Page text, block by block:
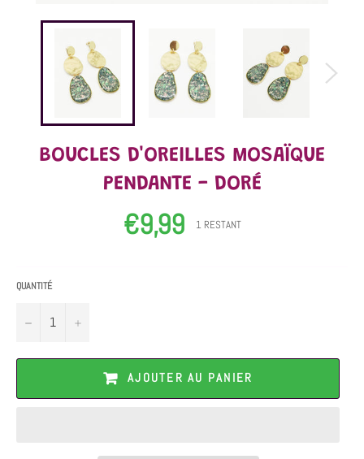
BOUCLES D'OREILLES MOSAÏQUE
PENDANTE - DORÉ
Prix
régulier
€9,99 1 RESTANT
QUANTITÉ
− +
AJOUTER AU PANIER